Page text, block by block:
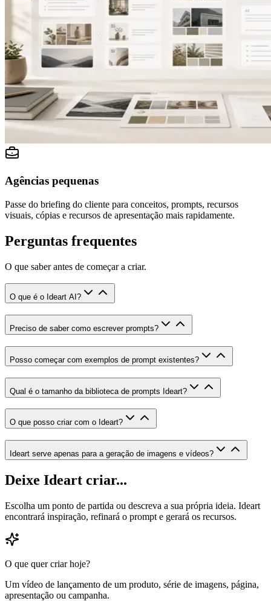
Agências pequenas
Passe do briefing do cliente para conceitos, prompts, recursos
visuais, cópias e recursos de apresentação mais rapidamente.
Perguntas frequentes
O que saber antes de começar a criar.
O que é o Ideart AI?
Preciso de saber como escrever prompts?
Posso começar com exemplos de prompt existentes?
Qual é o tamanho da biblioteca de prompts Ideart?
O que posso criar com o Ideart?
Ideart serve apenas para a geração de imagens e vídeos?
Deixe Ideart criar...
Escolha um ponto de partida ou descreva a sua própria ideia. Ideart
encontrará inspiração, refinará o prompt e gerará os recursos.
O que quer criar hoje?
Um vídeo de lançamento de um produto, série de imagens, página,
apresentação ou campanha.